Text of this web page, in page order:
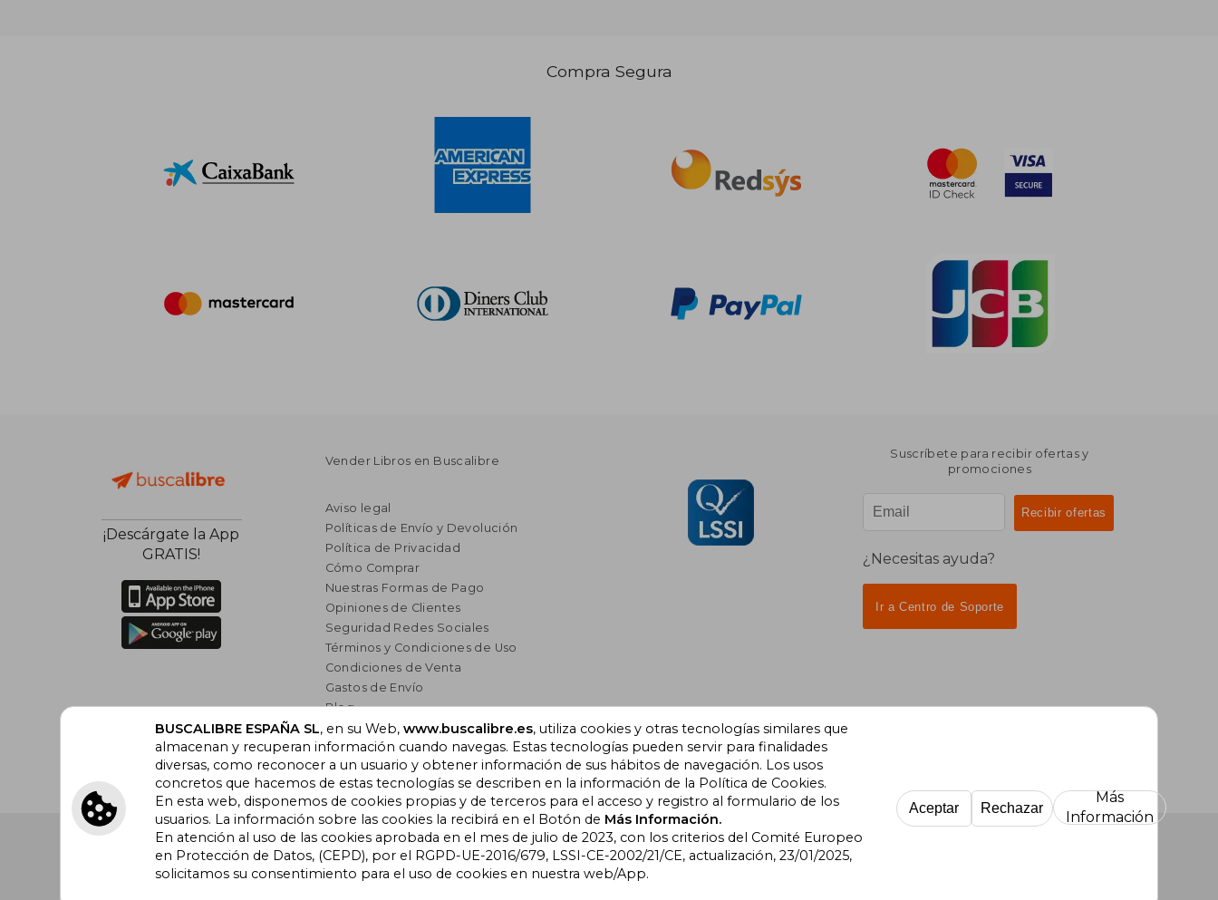
Compra Segura
¡Descárgate la App
GRATIS!
Vender Libros en Buscalibre
Aviso legal
Políticas de Envío y Devolución
Política de Privacidad
Cómo Comprar
Nuestras Formas de Pago
Opiniones de Clientes
Seguridad Redes Sociales
Términos y Condiciones de Uso
Condiciones de Venta
Gastos de Envío
Blog
Lista de autores
Incentivo a la Lectura
Libros Recomendados
Suscríbete para recibir ofertas y
promociones
¿Necesitas ayuda?
Ir a Centro de Soporte
Buscalibre España. Calle Energía, 65, Nave 3 (08940), Cornellà de Llobregat,
Barcelona. Derechos Reservados.
Buscalibre Colombia Buscalibre Ecuador Buscalibre España
BUSCALIBRE ESPAÑA SL, en su Web, www.buscalibre.es, utiliza cookies y otras tecnologías similares que
almacenan y recuperan información cuando navegas. Estas tecnologías pueden servir para finalidades
diversas, como reconocer a un usuario y obtener información de sus hábitos de navegación. Los usos
concretos que hacemos de estas tecnologías se describen en la información de la Política de Cookies.
En esta web, disponemos de cookies propias y de terceros para el acceso y registro al formulario de los
usuarios. La información sobre las cookies la recibirá en el Botón de Más Información.
En atención al uso de las cookies aprobada en el mes de julio de 2023, con los criterios del Comité Europeo
en Protección de Datos, (CEPD), por el RGPD-UE-2016/679, LSSI-CE-2002/21/CE, actualización, 23/01/2025,
solicitamos su consentimiento para el uso de cookies en nuestra web/App.
Aceptar Rechazar
Más
Información